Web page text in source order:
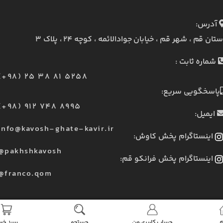
آدرس:
قم ، شهر قم ، خیابان جوادالائمه ، کوچه ۲۴ ، پلاک ۳
شماره ثابت :
25 38 81 5258
پاسخگویی سریع:
912 748 8995
ایمیل:
ghate-kavir.ir
اینستاگرام پخش کاوش:
اینستاگرام پخش فرانکو قم: